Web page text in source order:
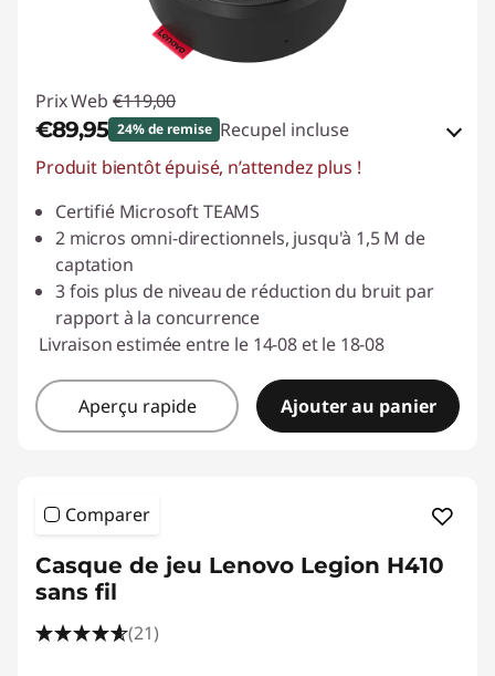
Prix Web €119,00
€89,95 24% de remise Recupel incluse
Bons de réduction en ligne :-€29,05
Code de réduction :ACC‑SAVE
Produit bientôt épuisé, n’attendez plus !
Certifié Microsoft TEAMS
2 micros omni-directionnels, jusqu'à 1,5 M de
captation
3 fois plus de niveau de réduction du bruit par
rapport à la concurrence
Livraison estimée entre le 14-08 et le 18-08
Aperçu rapide Ajouter au panier
Comparer
Casque de jeu Lenovo Legion H410
sans fil
(21)